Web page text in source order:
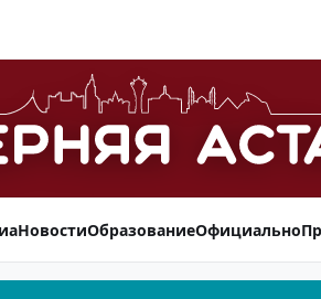
НовостиОбразованиеОфициально